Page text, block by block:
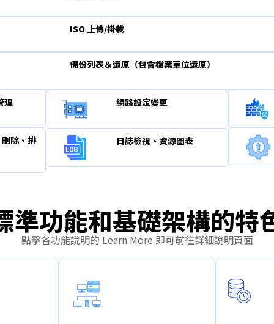
ISO 上傳/掛載
備份列表＆還原（包含檔案單位還原）
理
除、排
網路設定變更
日誌檢視、資源圖表
準功能和基礎架構的特
點擊各功能說明的 Learn More 即可前往詳細說明頁面